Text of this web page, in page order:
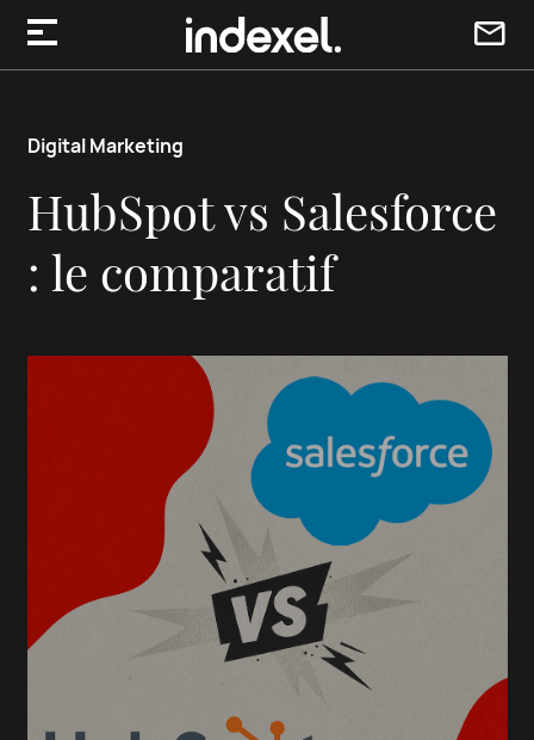
Aller au contenu
Digital Marketing
HubSpot vs Salesforce
: le comparatif